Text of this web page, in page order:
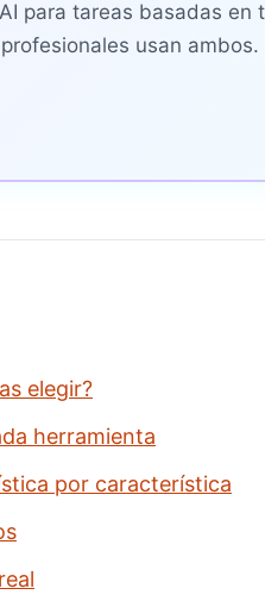
para tareas basadas en
usan ambos.
elegir?
herramienta
por característica